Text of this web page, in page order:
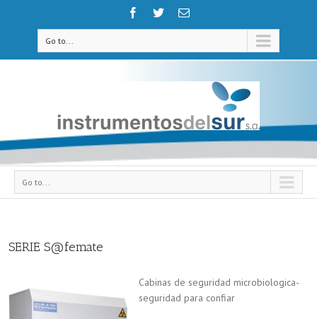
Go to...
Go to...
SERIE S@femate
Cabinas de seguridad microbiologica-
seguridad para confiar